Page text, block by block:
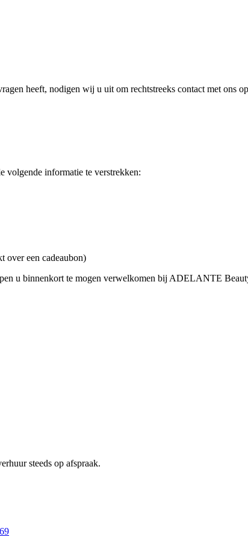
heeft, nodigen wij u uit om rechtstreeks contact met ons
volgende informatie te verstrekken:
over een cadeaubon)
u binnenkort te mogen verwelkomen bij ADELANTE
steeds op afspraak.